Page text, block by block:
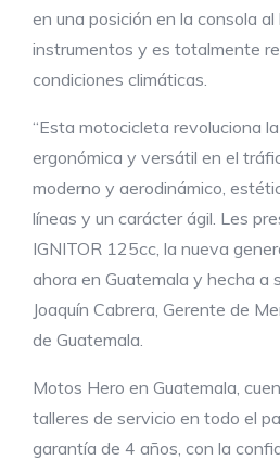
en una posición en la consola
instrumentos y es totalmente
condiciones climáticas.
“Esta motocicleta revoluciona
ergonómica y versátil en el
moderno y aerodinámico,
líneas y un carácter ágil. Les
IGNITOR 125cc, la nueva
ahora en Guatemala y hecha a
Joaquín Cabrera, Gerente de
de Guatemala.
Motos Hero en Guatemala,
talleres de servicio en todo el
garantía de 4 años, con la